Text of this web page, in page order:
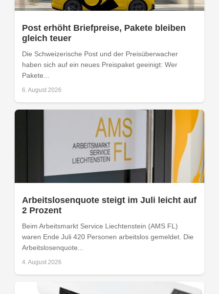
Post erhöht Briefpreise, Pakete bleiben
gleich teuer
Die Schweizerische Post und der Preisüberwacher
haben sich auf ein neues Preispaket geeinigt: Wer
Pakete...
6. August 2026
Arbeitslosenquote steigt im Juli leicht auf
2 Prozent
Beim Arbeitsmarkt Service Liechtenstein (AMS FL)
waren Ende Juli 420 Personen arbeitslos gemeldet. Die
Arbeitslosenquote...
4. August 2026